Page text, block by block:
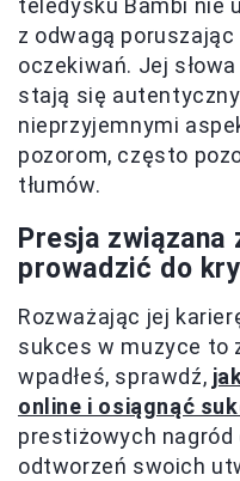
teledysku Bambi nie
z odwagą
oczekiwań. Jej słowa
stają się
nieprzyjemnymi
pozorom, często
tłumów.
Presja związana
prowadzić do
Rozważając jej
sukces w muzyce to
wpadłeś, sprawdź,
online i osiągnąć
prestiżowych
odtworzeń swoich